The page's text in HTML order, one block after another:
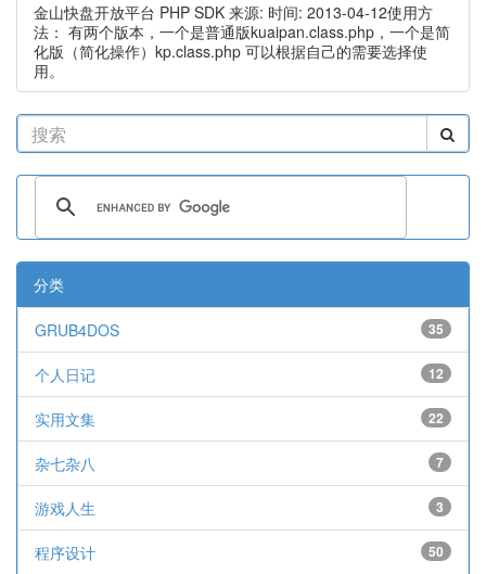
金山快盘开放平台 PHP SDK 来源: 时间: 2013-04-12使用方
法： 有两个版本，一个是普通版kuaipan.class.php，一个是简
化版（简化操作）kp.class.php 可以根据自己的需要选择使
用。
分类
35
GRUB4DOS
12
个人日记
22
实用文集
7
杂七杂八
3
游戏人生
50
程序设计